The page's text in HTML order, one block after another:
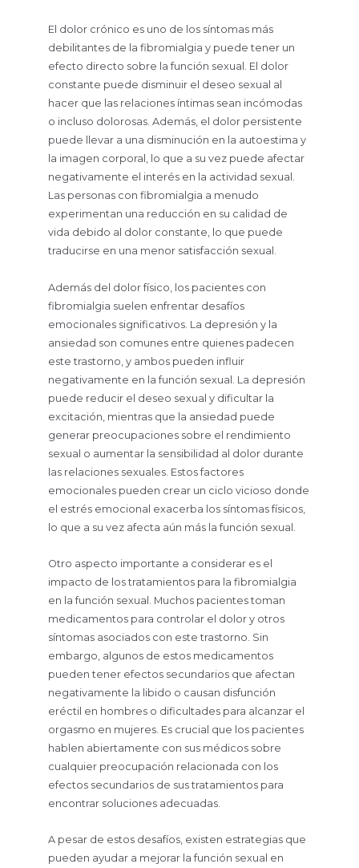
El dolor crónico es uno de los síntomas más
debilitantes de la fibromialgia y puede tener un
efecto directo sobre la función sexual. El dolor
constante puede disminuir el deseo sexual al
hacer que las relaciones íntimas sean incómodas
o incluso dolorosas. Además, el dolor persistente
puede llevar a una disminución en la autoestima y
la imagen corporal, lo que a su vez puede afectar
negativamente el interés en la actividad sexual.
Las personas con fibromialgia a menudo
experimentan una reducción en su calidad de
vida debido al dolor constante, lo que puede
traducirse en una menor satisfacción sexual.
Además del dolor físico, los pacientes con
fibromialgia suelen enfrentar desafíos
emocionales significativos. La depresión y la
ansiedad son comunes entre quienes padecen
este trastorno, y ambos pueden influir
negativamente en la función sexual. La depresión
puede reducir el deseo sexual y dificultar la
excitación, mientras que la ansiedad puede
generar preocupaciones sobre el rendimiento
sexual o aumentar la sensibilidad al dolor durante
las relaciones sexuales. Estos factores
emocionales pueden crear un ciclo vicioso donde
el estrés emocional exacerba los síntomas físicos,
lo que a su vez afecta aún más la función sexual.
Otro aspecto importante a considerar es el
impacto de los tratamientos para la fibromialgia
en la función sexual. Muchos pacientes toman
medicamentos para controlar el dolor y otros
síntomas asociados con este trastorno. Sin
embargo, algunos de estos medicamentos
pueden tener efectos secundarios que afectan
negativamente la libido o causan disfunción
eréctil en hombres o dificultades para alcanzar el
orgasmo en mujeres. Es crucial que los pacientes
hablen abiertamente con sus médicos sobre
cualquier preocupación relacionada con los
efectos secundarios de sus tratamientos para
encontrar soluciones adecuadas.
A pesar de estos desafíos, existen estrategias que
pueden ayudar a mejorar la función sexual en